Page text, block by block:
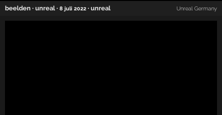
beelden ·unreal ·8 juli 2022 ·unreal Unreal Germany